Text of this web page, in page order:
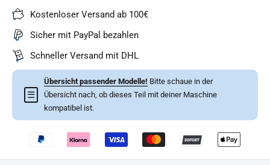
Kostenloser Versand ab 100€
Sicher mit PayPal bezahlen
Schneller Versand mit DHL
☰
Übersicht passender Modelle! Bitte schaue in der
Übersicht nach, ob dieses Teil mit deiner Maschine
kompatibel ist.